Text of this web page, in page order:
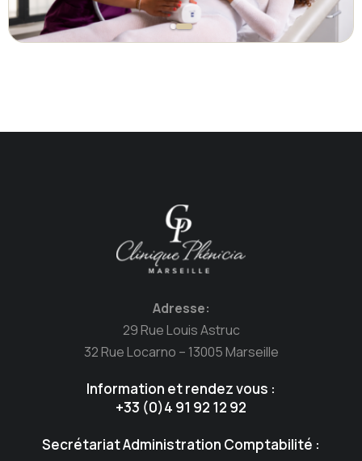
Adresse:
29 Rue Louis Astruc
32 Rue Locarno – 13005 Marseille
Information et rendez vous :
+33 (0)4 91 92 12 92
Secrétariat Administration Comptabilité :